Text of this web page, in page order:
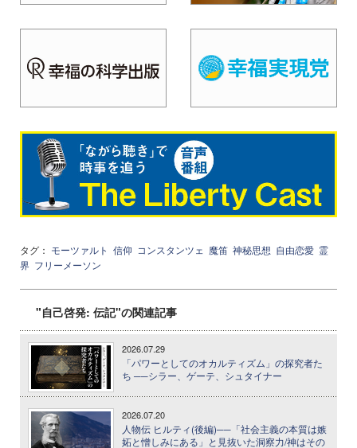
タグ： モーツァルト 信仰 コンスタンツェ 魔笛 神秘思想 自由恋愛 霊
界 フリーメーソン
"自己啓発: 伝記"の関連記事
2026.07.29
「パワーとしてのオカルティズム」の探究者た
ち ──シラー、ゲーテ、シュタイナー
2026.07.20
人物伝 ヒルティ(後編)──「社会主義の本質は嫉
妬と憎しみにある」と見抜いた洞察力/神はその